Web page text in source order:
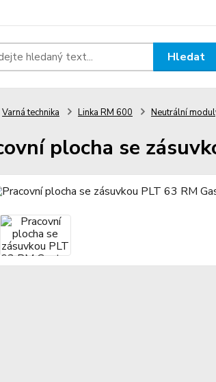
Hledat
Varná technika Linka RM 600 Neutrální
plocha se